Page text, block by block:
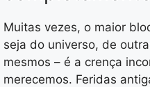
Muitas vezes, o maior
seja do universo, de
mesmos – é a crença
merecemos. Feridas